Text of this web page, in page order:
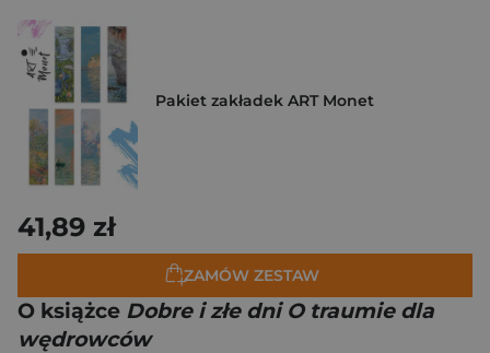
Pakiet zakładek ART Monet
41,89 zł
ZAMÓW ZESTAW
O książce Dobre i złe dni O traumie dla
wędrowców